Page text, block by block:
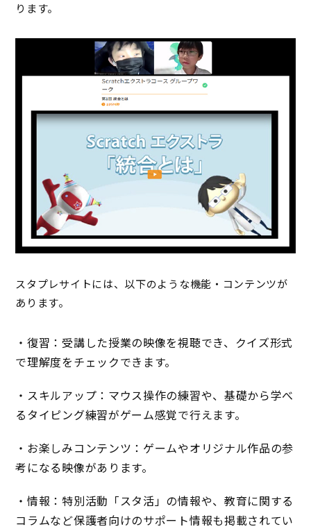
ります。
スタプレサイトには、以下のような機能・コンテンツが
あります。
・復習：受講した授業の映像を視聴でき、クイズ形式
で理解度をチェックできます。
・スキルアップ：マウス操作の練習や、基礎から学べ
るタイピング練習がゲーム感覚で行えます。
・お楽しみコンテンツ：ゲームやオリジナル作品の参
考になる映像があります。
・情報：特別活動「スタ活」の情報や、教育に関する
コラムなど保護者向けのサポート情報も掲載されてい